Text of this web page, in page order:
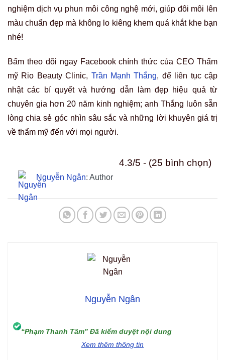
nghiệm dịch vụ phun môi công nghệ mới, giúp đôi môi lên
màu chuẩn đẹp mà không lo kiêng khem quá khắt khe bạn
nhé!
Bấm theo dõi ngay Facebook chính thức của CEO Thẩm
mỹ Rio Beauty Clinic, Trần Mạnh Thắng, để liên tục cập
nhật các bí quyết và hướng dẫn làm đẹp hiệu quả từ
chuyên gia hơn 20 năm kinh nghiệm; anh Thắng luôn sẵn
lòng chia sẻ góc nhìn sâu sắc và những lời khuyên giá trị
về thẩm mỹ đến với mọi người.
4.3/5 - (25 bình chọn)
Nguyễn Ngân: Author
Nguyễn Ngân
“Phạm Thanh Tâm” Đã kiểm duyệt nội dung
Xem thêm thông tin